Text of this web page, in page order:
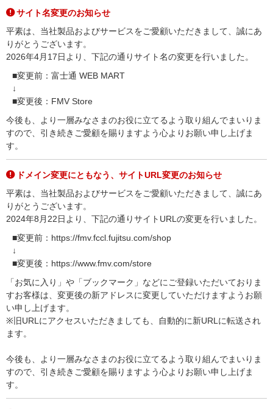
サイト名変更のお知らせ
平素は、当社製品およびサービスをご愛顧いただきまして、誠にあ
りがとうございます。
2026年4月17日より、下記の通りサイト名の変更を行いました。
■変更前：富士通 WEB MART
↓
■変更後：FMV Store
今後も、より一層みなさまのお役に立てるよう取り組んでまいりま
すので、引き続きご愛顧を賜りますよう心よりお願い申し上げま
す。
ドメイン変更にともなう、サイトURL変更のお知らせ
平素は、当社製品およびサービスをご愛顧いただきまして、誠にあ
りがとうございます。
2024年8月22日より、下記の通りサイトURLの変更を行いました。
■変更前：https://fmv.fccl.fujitsu.com/shop
↓
■変更後：https://www.fmv.com/store
「お気に入り」や「ブックマーク」などにご登録いただいておりま
すお客様は、変更後の新アドレスに変更していただけますようお願
い申し上げます。
※旧URLにアクセスいただきましても、自動的に新URLに転送され
ます。
今後も、より一層みなさまのお役に立てるよう取り組んでまいりま
すので、引き続きご愛顧を賜りますよう心よりお願い申し上げま
す。